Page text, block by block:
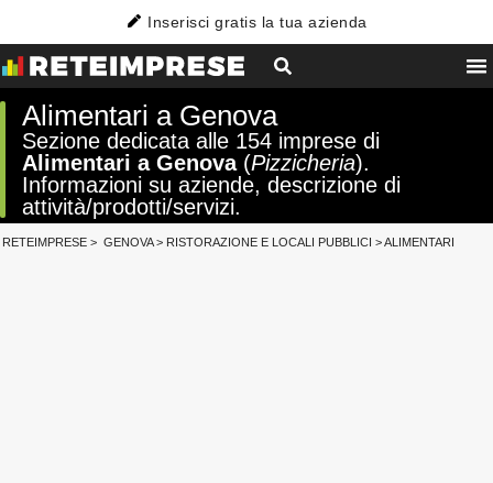
Inserisci gratis la tua azienda
Alimentari a Genova
Sezione dedicata alle 154 imprese di
Alimentari a Genova(Pizzicheria).
Informazioni su aziende, descrizione di
attività/prodotti/servizi.
RETEIMPRESE > GENOVA> RISTORAZIONE E LOCALI PUBBLICI >ALIMENTARI